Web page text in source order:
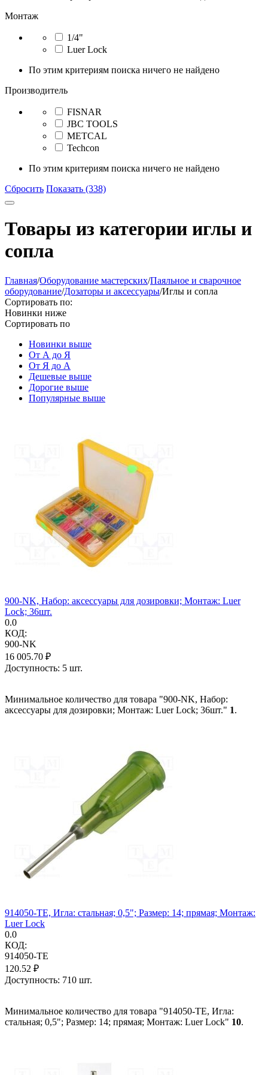
Монтаж
1/4"
Luer Lock
По этим критериям поиска ничего не найдено
Производитель
FISNAR
JBC TOOLS
METCAL
Techcon
По этим критериям поиска ничего не найдено
Сбросить Показать (338)
Товары из категории иглы и
сопла
Главная/Оборудование мастерских/Паяльное и сварочное
оборудование/Дозаторы и аксессуары/Иглы и сопла
Сортировать по:
Новинки ниже
Сортировать по
Новинки выше
От А до Я
От Я до А
Дешевые выше
Дорогие выше
Популярные выше
900-NK, Набор: аксессуары для дозировки; Монтаж: Luer
Lock; 36шт.
0.0
КОД:
900-NK
16 005.70 ₽
Доступность: 5 шт.
Минимальное количество для товара "900-NK, Набор:
аксессуары для дозировки; Монтаж: Luer Lock; 36шт." 1.
914050-TE, Игла: стальная; 0,5"; Размер: 14; прямая; Монтаж:
Luer Lock
0.0
КОД:
914050-TE
120.52 ₽
Доступность: 710 шт.
Минимальное количество для товара "914050-TE, Игла:
стальная; 0,5"; Размер: 14; прямая; Монтаж: Luer Lock" 10.